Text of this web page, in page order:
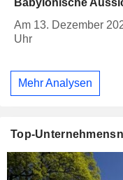
Babylonische
Am 13. Dezember
Uhr
Mehr Analysen
Top-